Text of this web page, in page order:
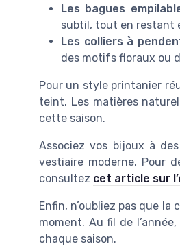
Les bagues
subtil, tout en restant
Les colliers à
des motifs floraux ou
Pour un style printanier
teint. Les matières
cette saison.
Associez vos bijoux à
vestiaire moderne. Pour
consultez cet article sur
Enfin, n’oubliez pas que
moment. Au fil de
chaque saison.